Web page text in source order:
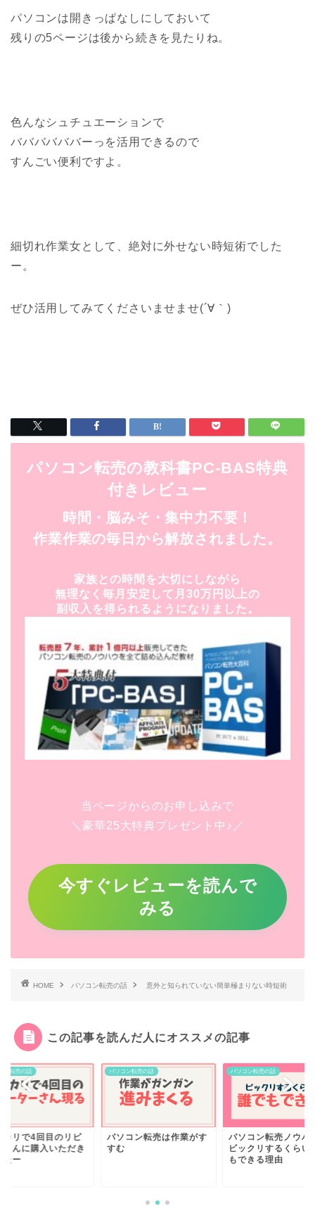
パソコンは開きっぱなしにしておいて
残りの5ページは後から続きを見たりね。
色んなシュチュエーションで
ババババババーっを活用できるので
すんごい便利ですよ。
細切れ作業女として、絶対に外せない時短術でした
ー。
ぜひ活用してみてくださいませませ(´∀｀)
パソコン転売の教科書PC-BAS特典
付きレビュー
時間・脳みそ・集中力不要！
作業作業の毎日から解放されました。
家族との時間を大切にしながら
無理なく毎月安定して月30万円以上の
副収入を得られるようになりました。
当ページからのお申し込みで
＼豪華25大特典プレゼント中♪／
今すぐレビューを読んで
みる
HOME パソコン転売の話 意外と知られていない簡単極まりない時短術
この記事を読んだ人にオススメの記事
ン転売の話
カリで4回目のリピ
さんに購入いただき
たー
パソコン転売の話
パソコン転売は作業がす
すむ
パソコン転売の話
パソコン転売ノウハ
ビックリするくらい
もできる理由